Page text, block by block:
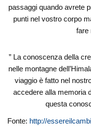
passaggi quando avrete
punti nel vostro corpo
fare
” La conoscenza della
nelle montagne
viaggio è fatto nel
accedere alla memoria
questa
Fonte: http://